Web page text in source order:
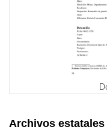
Archivos estatales